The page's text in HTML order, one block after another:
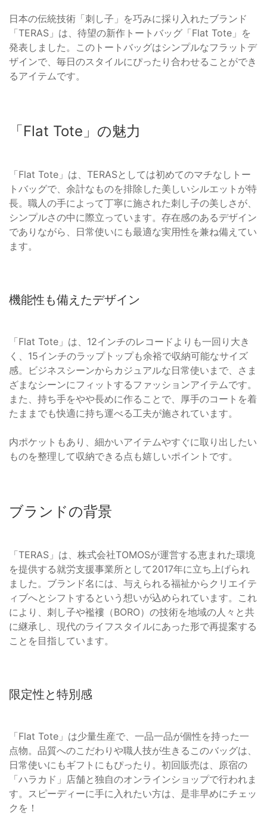
日本の伝統技術「刺し子」を巧みに採り入れたブランド
「TERAS」は、待望の新作トートバッグ「Flat Tote」を
発表しました。このトートバッグはシンプルなフラットデ
ザインで、毎日のスタイルにぴったり合わせることができ
るアイテムです。
「Flat Tote」の魅力
「Flat Tote」は、TERASとしては初めてのマチなしトー
トバッグで、余計なものを排除した美しいシルエットが特
長。職人の手によって丁寧に施された刺し子の美しさが、
シンプルさの中に際立っています。存在感のあるデザイン
でありながら、日常使いにも最適な実用性を兼ね備えてい
ます。
機能性も備えたデザイン
「Flat Tote」は、12インチのレコードよりも一回り大き
く、15インチのラップトップも余裕で収納可能なサイズ
感。ビジネスシーンからカジュアルな日常使いまで、さま
ざまなシーンにフィットするファッションアイテムです。
また、持ち手をやや長めに作ることで、厚手のコートを着
たままでも快適に持ち運べる工夫が施されています。
内ポケットもあり、細かいアイテムやすぐに取り出したい
ものを整理して収納できる点も嬉しいポイントです。
ブランドの背景
「TERAS」は、株式会社TOMOSが運営する恵まれた環境
を提供する就労支援事業所として2017年に立ち上げられ
ました。ブランド名には、与えられる福祉からクリエイテ
ィブへとシフトするという想いが込められています。これ
により、刺し子や襤褸（BORO）の技術を地域の人々と共
に継承し、現代のライフスタイルにあった形で再提案する
ことを目指しています。
限定性と特別感
「Flat Tote」は少量生産で、一品一品が個性を持った一
点物。品質へのこだわりや職人技が生きるこのバッグは、
日常使いにもギフトにもぴったり。初回販売は、原宿の
「ハラカド」店舗と独自のオンラインショップで行われま
す。スピーディーに手に入れたい方は、是非早めにチェッ
クを！